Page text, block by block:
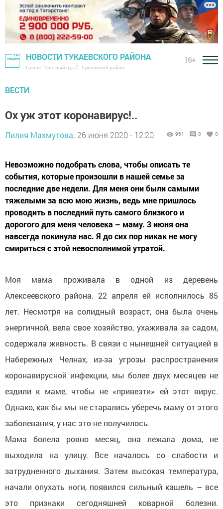
НОВОСТИ ТУКАЕВСКОГО РАЙОНА
Газета "Светлый путь" - Тукаевский район
16+
ВЕСТИ
Ох уж этот коронавирус!..
Лилия Махмутова, 26 июня 2020 - 12:20 961 0 0
Невозможно подобрать слова, чтобы описать те
события, которые произошли в нашей семье за
последние две недели. Для меня они были самыми
тяжелыми за всю мою жизнь, ведь мне пришлось
проводить в последний путь самого близкого и
дорогого для меня человека – маму. 3 июня она
навсегда покинула нас. Я до сих пор никак не могу
смириться с этой невосполнимой утратой.
Моя мама проживала в одной из деревень
Алексеевского района. 22 апреля ей исполнилось 85
лет. Несмотря на солидный возраст, она была очень
энергичной, вела свое хозяйство, ухаживала за садом,
содержала живность. В связи с нынешней ситуацией в
Набережных Челнах, из-за угрозы распространения
коронавирусной инфекции, мы более двух месяцев не
ездили к маме, чтобы не «привезти» ей этот вирус.
Однако, как бы мы не старались уберечь маму от этого
заболевания, у нас это не получилось.
Мама болела ровно месяц, она лежала дома, не
выходила на улицу. Все началось со слабости и
затрудненного дыхания. Затем высокая температура,
начали опухать ноги, появился сильный кашель – все
это признаки сегодняшней коварной болезни.